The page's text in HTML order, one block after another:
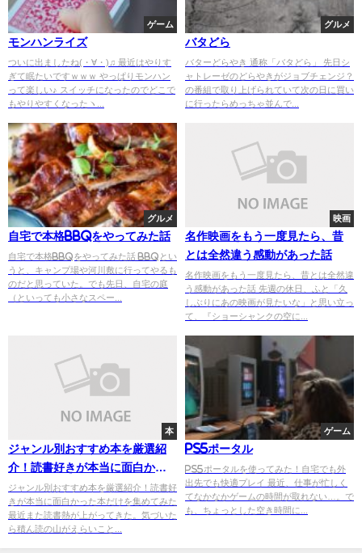
ゲーム
モンハンライズ
ついに出ましたね(・∀・)♫ 最近はやりす
ぎて眠たいですｗｗｗ やっぱりモンハン
って楽しい♪ スイッチになったのでどこで
もやりやすくなったヽ...
グルメ
バタどら
バターどらやき 通称「バタどら」 先日シ
ャトレーゼのどらやきがジョブチェンジ？
の番組で取り上げられていて次の日に買い
に行ったらめっちゃ並んで...
グルメ
自宅で本格BBQをやってみた話
自宅で本格BBQをやってみた話 BBQとい
うと、キャンプ場や河川敷に行ってやるも
のだと思っていた。でも先日、自宅の庭
（といっても小さなスペー...
映画
名作映画をもう一度見たら、昔
とは全然違う感動があった話
名作映画をもう一度見たら、昔とは全然違
う感動があった話 先週の休日、ふと「久
しぶりにあの映画が見たいな」と思い立っ
て、『ショーシャンクの空に...
本
ジャンル別おすすめ本を厳選紹
介！読書好きが本当に面白かっ
た本だけを集めてみた
ジャンル別おすすめ本を厳選紹介！読書好
きが本当に面白かった本だけを集めてみた
最近また読書熱が上がってきた。気づいた
ら積ん読の山がえらいこと...
ゲーム
PS5ポータル
PS5ポータルを使ってみた！自宅でも外
出先でも快適プレイ 最近、仕事が忙しく
てなかなかゲームの時間が取れない…。で
も、ちょっとした空き時間に...